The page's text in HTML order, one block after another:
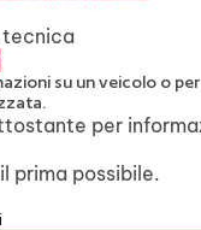
tecnica
su un veicolo o
per
prima possibile.